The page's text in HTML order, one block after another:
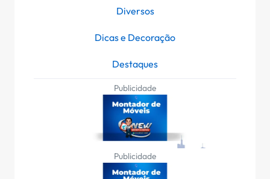
Diversos
Dicas e Decoração
Destaques
Publicidade
Publicidade